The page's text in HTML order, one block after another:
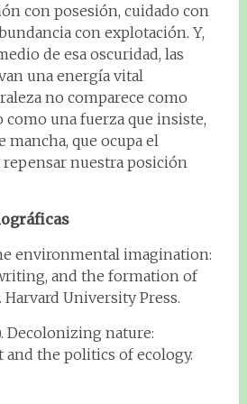
con posesión, cuidado con
con explotación. Y,
de esa oscuridad, las
una energía vital
no comparece como
como una fuerza que insiste,
mancha, que ocupa el
repensar nuestra posición
environmental imagination:
and the formation of
University Press.
Decolonizing nature:
the politics of ecology.